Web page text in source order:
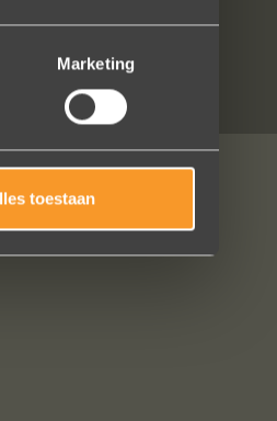
Marketing
toestaan